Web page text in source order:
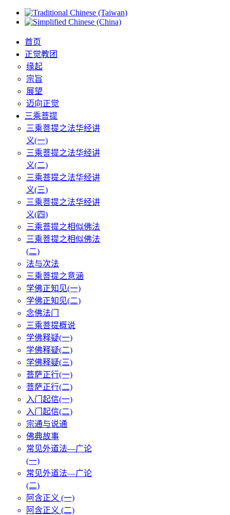
首页
正觉教团
缘起
宗旨
展望
迈向正觉
三乘菩提
三乘菩提之法华经讲
义(一)
三乘菩提之法华经讲
义(二)
三乘菩提之法华经讲
义(三)
三乘菩提之法华经讲
义(四)
三乘菩提之相似佛法
三乘菩提之相似佛法
(二)
法与次法
三乘菩提之意涵
学佛正知见(一)
学佛正知见(二)
念佛法门
三乘菩提概说
学佛释疑(一)
学佛释疑(二)
学佛释疑(三)
菩萨正行(一)
菩萨正行(二)
入门起信(一)
入门起信(二)
宗通与说通
佛典故事
常见外道法—广论
(一)
常见外道法—广论
(二)
阿含正义 (一)
阿含正义 (二)